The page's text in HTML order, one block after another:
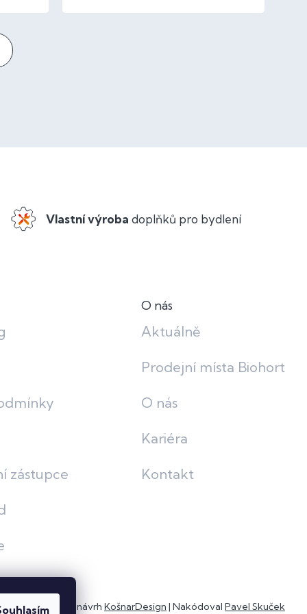
Vlastní výroba doplňků pro bydlení
zástupce
O nás
Aktuálně
Prodejní místa Biohort
O nás
Kariéra
Kontakt
Grafický návrh KošnarDesign | Nakódoval Pavel Skuček